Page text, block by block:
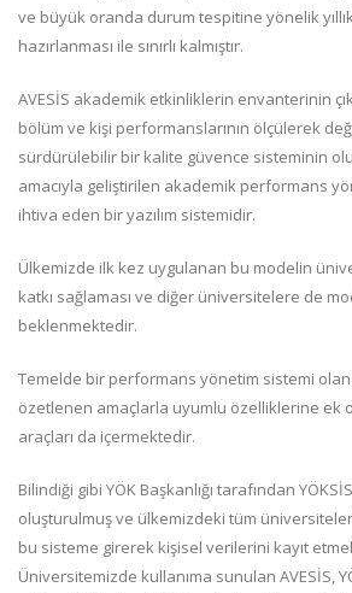
ve büyük oranda durum tespitine yönelik
hazırlanması ile sınırlı kalmıştır.
AVESİS akademik etkinliklerin envanterinin
bölüm ve kişi performanslarının ölçülerek
sürdürülebilir bir kalite güvence sisteminin
amacıyla geliştirilen akademik performans
ihtiva eden bir yazılım sistemidir.
Ülkemizde ilk kez uygulanan bu modelin
katkı sağlaması ve diğer üniversitelere de
beklenmektedir.
Temelde bir performans yönetim sistemi olan
özetlenen amaçlarla uyumlu özelliklerine ek
araçları da içermektedir.
Bilindiği gibi YÖK Başkanlığı tarafından
oluşturulmuş ve ülkemizdeki tüm
bu sisteme girerek kişisel verilerini kayıt
Üniversitemizde kullanıma sunulan AVESİS,